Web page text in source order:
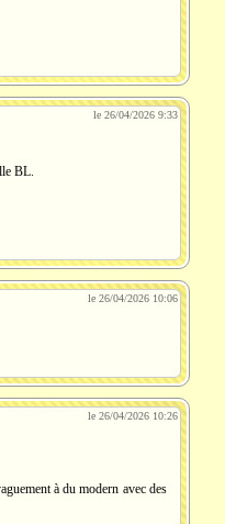
le 26/04/2026 9:33
BL.
le 26/04/2026 10:06
le 26/04/2026 10:26
à du modern avec des